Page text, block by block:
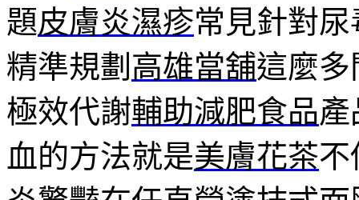
題皮膚炎濕疹常見針對
精準規劃 高雄當舖這麼
極效代謝輔助減肥食品
血的方法就是美膚花茶不